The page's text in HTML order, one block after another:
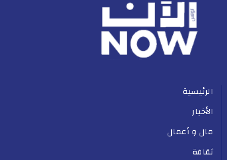
الرئيسية
الأخبار
مال و أعمال
ثقافة